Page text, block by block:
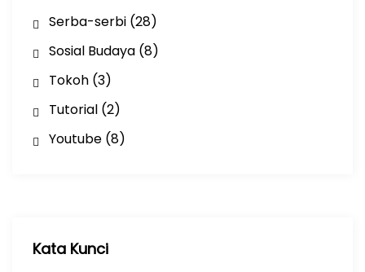
Serba-serbi(28)
Sosial Budaya(8)
Tokoh(3)
Tutorial(2)
Youtube(8)
Kata Kunci